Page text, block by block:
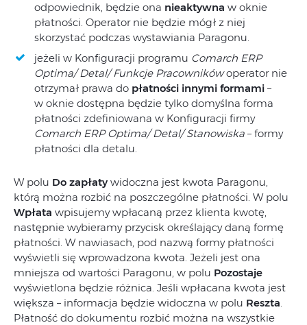
odpowiednik, będzie ona nieaktywna w oknie
płatności. Operator nie będzie mógł z niej
skorzystać podczas wystawiania Paragonu.
jeżeli w Konfiguracji programu Comarch ERP
Optima/ Detal/ Funkcje Pracownikówoperator nie
otrzymał prawa do płatności innymi formami –
w oknie dostępna będzie tylko domyślna forma
płatności zdefiniowana w Konfiguracji firmy
Comarch ERP Optima/ Detal/ Stanowiska – formy
płatności dla detalu.
W polu Do zapłaty widoczna jest kwota Paragonu,
którą można rozbić na poszczególne płatności. W polu
Wpłata wpisujemy wpłacaną przez klienta kwotę,
następnie wybieramy przycisk określający daną formę
płatności. W nawiasach, pod nazwą formy płatności
wyświetli się wprowadzona kwota. Jeżeli jest ona
mniejsza od wartości Paragonu, w polu Pozostaje
wyświetlona będzie różnica. Jeśli wpłacana kwota jest
większa – informacja będzie widoczna w polu Reszta
Płatność do dokumentu rozbić można na wszystkie